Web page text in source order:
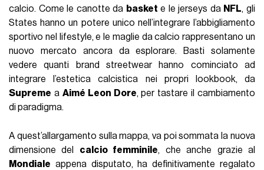
calcio. Come le canotte da basket e le jerseys da NFL, gli
States hanno un potere unico nell’integrare l’abbigliamento
sportivo nel lifestyle, e le maglie da calcio rappresentano un
nuovo mercato ancora da esplorare. Basti solamente
vedere quanti brand streetwear hanno cominciato ad
integrare l’estetica calcistica nei propri lookbook, da
Supreme a Aimé Leon Dore, per tastare il cambiamento
di paradigma.
A quest’allargamento sulla mappa, va poi sommata la nuova
dimensione del calcio femminile, che anche grazie al
Mondiale appena disputato, ha definitivamente regalato